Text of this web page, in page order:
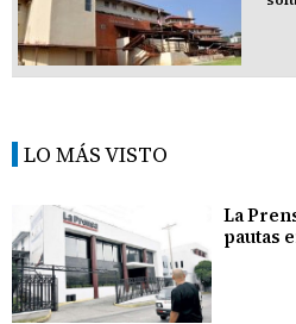
LO MÁS VISTO
La
pautas